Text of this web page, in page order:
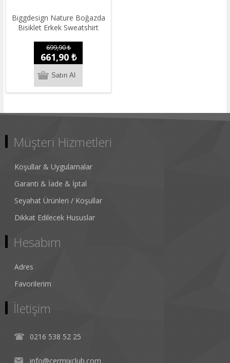
Biggdesign Nature Boğazda
Bisiklet Erkek Sweatshirt
699,90 ₺
661,90 ₺
Müşteri Hizmetleri
Koşullar & Uygulamalar
Garanti & İade & İptal
Seyahat Ürünleri / Koşullar
Dikkat Edilecek Hususlar
Hesabım
Adres
Favorilerim
İletişim
0216 538 52 25
info@cermixclub.com